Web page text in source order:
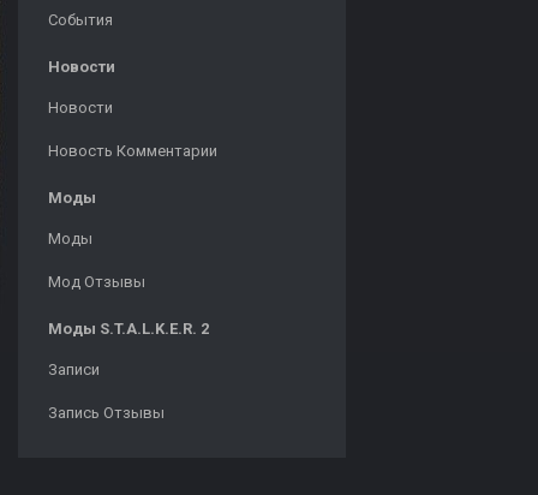
События
Новости
Новости
Новость Комментарии
Моды
Моды
Мод Отзывы
Моды S.T.A.L.K.E.R. 2
Записи
Запись Отзывы